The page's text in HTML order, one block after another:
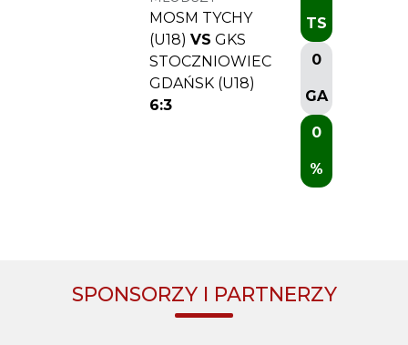
MOSM TYCHY
(U18) VS GKS
STOCZNIOWIEC
GDAŃSK (U18)
6:3
TS
0
GA
0
%
SPONSORZY I PARTNERZY